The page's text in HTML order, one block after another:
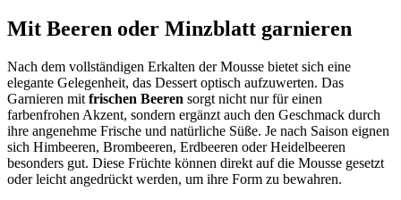
Mit Beeren oder Minzblatt garnieren
Nach dem vollständigen Erkalten der Mousse bietet sich eine
elegante Gelegenheit, das Dessert optisch aufzuwerten. Das
Garnieren mit frischen Beeren sorgt nicht nur für einen
farbenfrohen Akzent, sondern ergänzt auch den Geschmack durch
ihre angenehme Frische und natürliche Süße. Je nach Saison eignen
sich Himbeeren, Brombeeren, Erdbeeren oder Heidelbeeren
besonders gut. Diese Früchte können direkt auf die Mousse gesetzt
oder leicht angedrückt werden, um ihre Form zu bewahren.